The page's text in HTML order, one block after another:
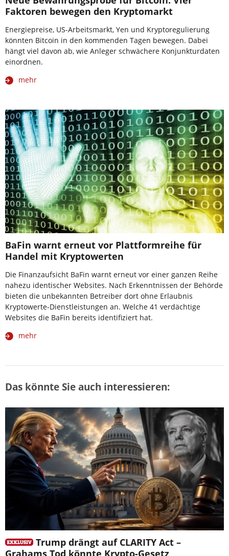
Faktoren bewegen den Kryptomarkt
Energiepreise, US-Arbeitsmarkt, Yen und Kryptoregulierung
könnten Bitcoin in den kommenden Tagen bewegen. Dabei
hängt viel davon ab, wie Anleger schwächere Konjunkturdaten
einordnen.
mehr
BaFin warnt erneut vor Plattformreihe für
Handel mit Kryptowerten
Die Finanzaufsicht BaFin warnt erneut vor einer ganzen Reihe
nahezu identischer Websites. Nach Erkenntnissen der Behörde
bieten die unbekannten Betreiber dort ohne Erlaubnis
Kryptowerte-Dienstleistungen an. Welche 41 verdächtige
Websites die BaFin bereits identifiziert hat.
mehr
Das könnte Sie auch interessieren:
Trump drängt auf CLARITY Act –